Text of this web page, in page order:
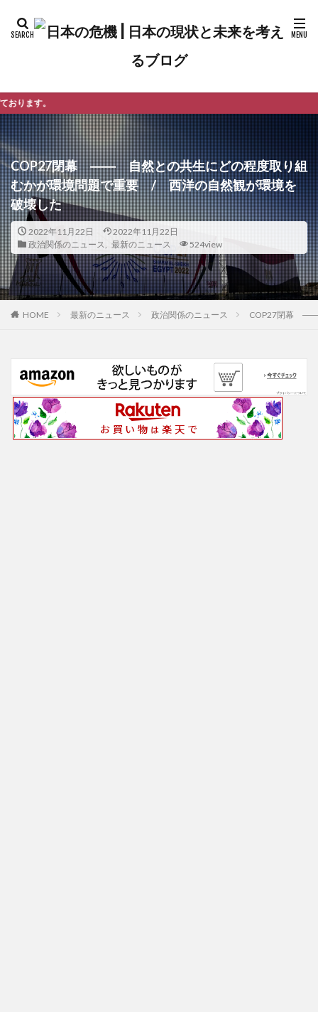
COP27閉幕 ―― 自然との共生にどの程度取り組
むかが環境問題で重要 / 西洋の自然観が環境を
破壊した
2022年11月22日
2022年11月22日
政治関係のニュース
最新のニュース 524view
HOME 最新のニュース 政治関係のニュース COP27閉幕 ――